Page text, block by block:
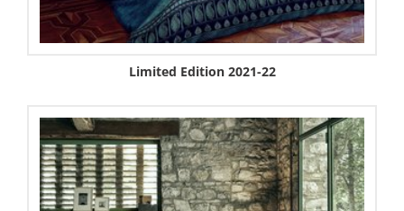
Limited Edition 2021-22